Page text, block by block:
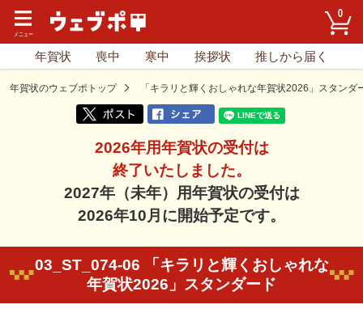
0
年賀状 喪中 寒中 挨拶状 推しから届く
年賀状のウェブポトップ 「キラリと輝くおしゃれな年賀状2026」スタンダ
2026年用年賀状の受付は
終了いたしました。
2027年（未年）用年賀状の受付は
2026年10月に開始予定です。
03_ST_074-06 「キラリと輝くおしゃれな
年賀状2026」スタンダード